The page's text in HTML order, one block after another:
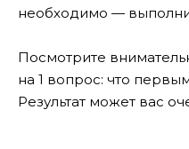
необходимо —
Посмотрите
на 1 вопрос: что
Результат может вас